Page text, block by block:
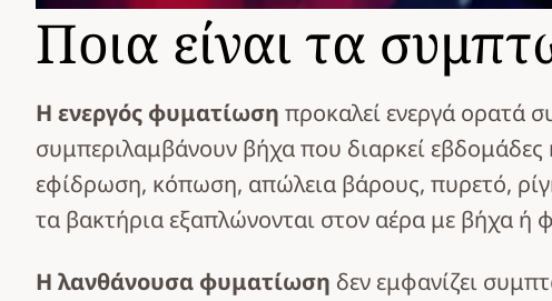
Ποια είναι τα
Η ενεργός φυματίωση προκαλεί ενεργά ορατά
συμπεριλαμβάνουν βήχα που διαρκεί
εφίδρωση, κόπωση, απώλεια βάρους, πυρετό,
τα βακτήρια εξαπλώνονται στον αέρα με βήχα ή
Η λανθάνουσα φυματίωση δεν εμφανίζει